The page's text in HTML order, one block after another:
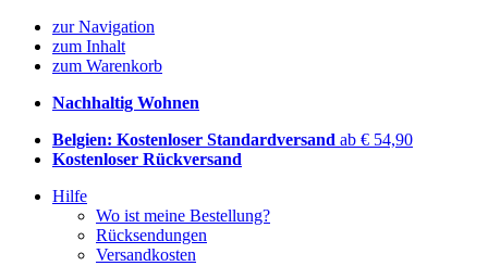
zur Navigation
zum Inhalt
zum Warenkorb
Nachhaltig Wohnen
Belgien: Kostenloser Standardversand ab € 54,90
Kostenloser Rückversand
Hilfe
Wo ist meine Bestellung?
Rücksendungen
Versandkosten